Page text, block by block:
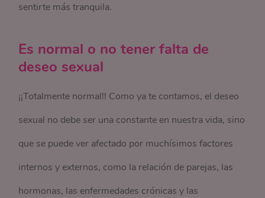
sentirte más tranquila.
Es normal o no tener falta de
deseo sexual
¡¡Totalmente normal!! Como ya te contamos, el deseo
sexual no debe ser una constante en nuestra vida, sino
que se puede ver afectado por muchísimos factores
internos y externos, como la relación de parejas, las
hormonas, las enfermedades crónicas y las